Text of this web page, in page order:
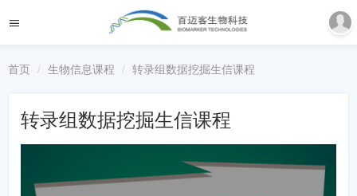
首页 生物信息课程 转录组数据挖掘生信课程
转录组数据挖掘生信课程